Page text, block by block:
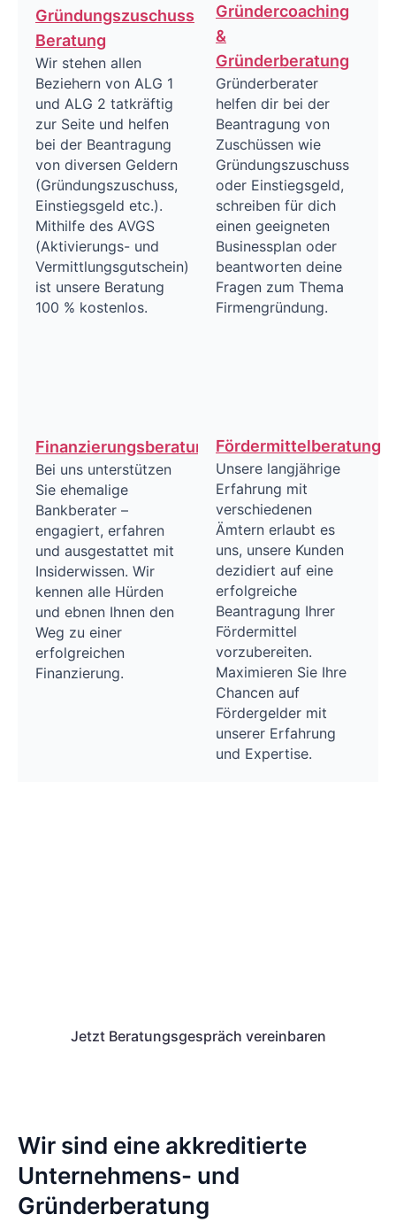
Gründungszuschuss
Beratung
Wir stehen allen
Beziehern von ALG 1
und ALG 2 tatkräftig
zur Seite und helfen
bei der Beantragung
von diversen Geldern
(Gründungszuschuss,
Einstiegsgeld etc.).
Mithilfe des AVGS
(Aktivierungs- und
Vermittlungsgutschein)
ist unsere Beratung
100 % kostenlos.
Gründercoaching
&
Gründerberatung
Gründerberater
helfen dir bei der
Beantragung von
Zuschüssen wie
Gründungszuschuss
oder Einstiegsgeld,
schreiben für dich
einen geeigneten
Businessplan oder
beantworten deine
Fragen zum Thema
Firmengründung.
Finanzierungsberatung
Bei uns unterstützen
Sie ehemalige
Bankberater –
engagiert, erfahren
und ausgestattet mit
Insiderwissen. Wir
kennen alle Hürden
und ebnen Ihnen den
Weg zu einer
erfolgreichen
Finanzierung.
Fördermittelberatung
Unsere langjährige
Erfahrung mit
verschiedenen
Ämtern erlaubt es
uns, unsere Kunden
dezidiert auf eine
erfolgreiche
Beantragung Ihrer
Fördermittel
vorzubereiten.
Maximieren Sie Ihre
Chancen auf
Fördergelder mit
unserer Erfahrung
und Expertise.
Jetzt Beratungsgespräch vereinbaren
Wir sind eine akkreditierte
Unternehmens- und
Gründerberatung